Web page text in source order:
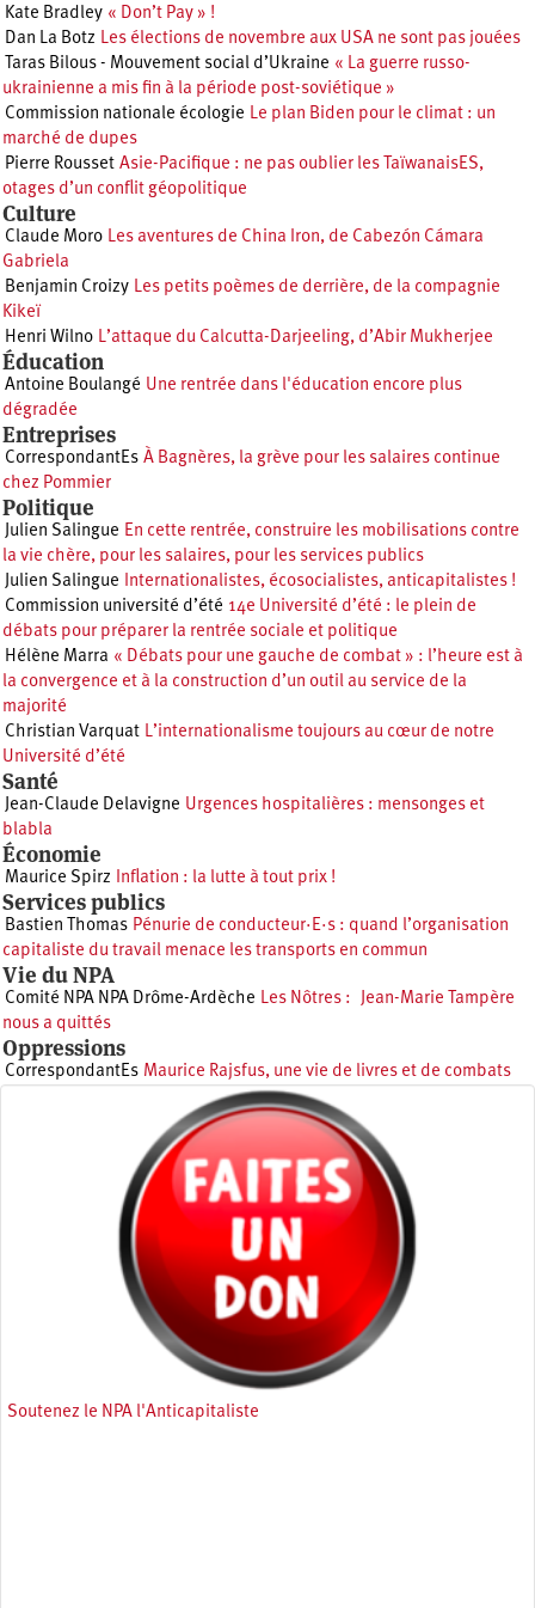
Kate Bradley « Don’t Pay » !
Dan La Botz Les élections de novembre aux USA ne sont pas jouées
Taras Bilous - Mouvement social d’Ukraine « La guerre russo-
ukrainienne a mis fin à la période post-soviétique »
Commission nationale écologie Le plan Biden pour le climat : un
marché de dupes
Pierre Rousset Asie-Pacifique : ne pas oublier les TaïwanaisES,
otages d’un conflit géopolitique
Culture
Claude Moro Les aventures de China Iron, de Cabezón Cámara
Gabriela
Benjamin Croizy Les petits poèmes de derrière, de la compagnie
Kikeï
Henri Wilno L’attaque du Calcutta-Darjeeling, d’Abir Mukherjee
Éducation
Antoine Boulangé Une rentrée dans l'éducation encore plus
dégradée
Entreprises
CorrespondantEs À Bagnères, la grève pour les salaires continue
chez Pommier
Politique
Julien Salingue En cette rentrée, construire les mobilisations contre
la vie chère, pour les salaires, pour les services publics
Julien Salingue Internationalistes, écosocialistes, anticapitalistes !
Commission université d’été 14e Université d’été : le plein de
débats pour préparer la rentrée sociale et politique
Hélène Marra « Débats pour une gauche de combat » : l’heure est à
la convergence et à la construction d’un outil au service de la
majorité
Christian Varquat L’internationalisme toujours au cœur de notre
Université d’été
Santé
Jean-Claude Delavigne Urgences hospitalières : mensonges et
blabla
Économie
Maurice Spirz Inflation : la lutte à tout prix !
Services publics
Bastien Thomas Pénurie de conducteur·E·s : quand l’organisation
capitaliste du travail menace les transports en commun
Vie du NPA
Comité NPA NPA Drôme-Ardèche Les Nôtres : Jean-Marie Tampère
nous a quittés
Oppressions
CorrespondantEs Maurice Rajsfus, une vie de livres et de combats
Soutenez le NPA l'Anticapitaliste